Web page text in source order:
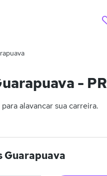
- PR
alavancar sua carreira.
Guarapuava